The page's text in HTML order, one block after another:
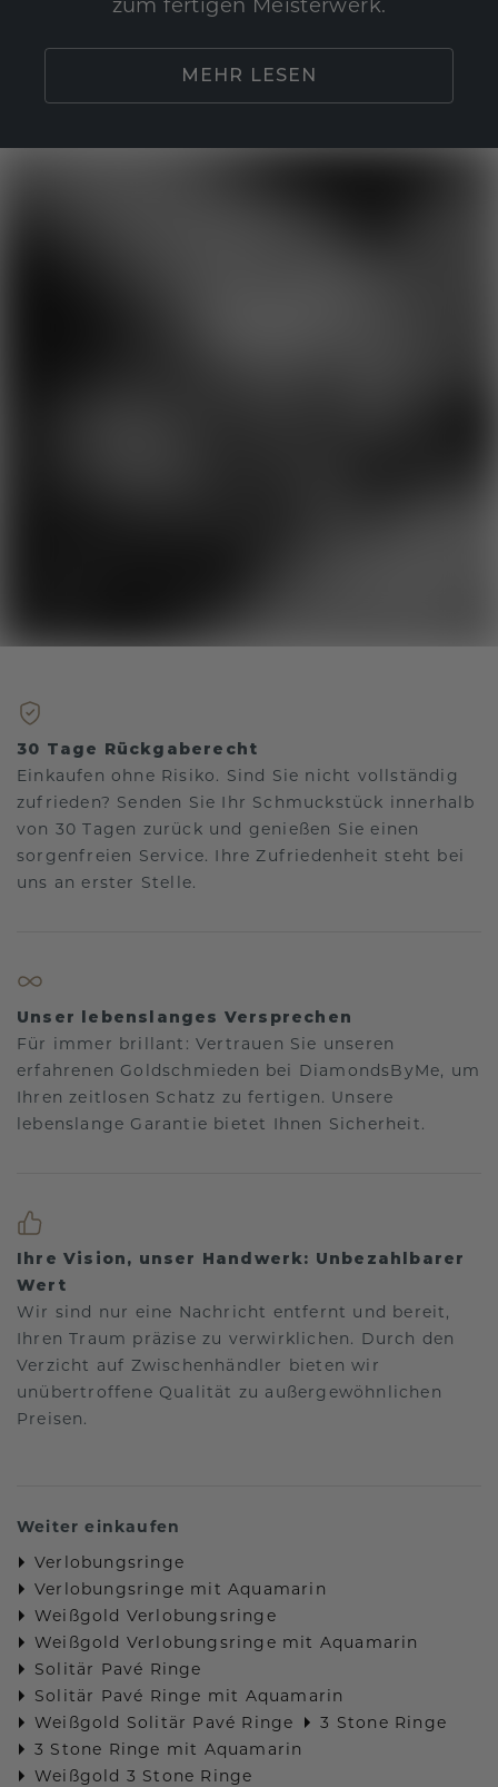
zum fertigen Meisterwerk.
MEHR LESEN
30 Tage Rückgaberecht
Einkaufen ohne Risiko. Sind Sie nicht vollständig
zufrieden? Senden Sie Ihr Schmuckstück innerhalb
von 30 Tagen zurück und genießen Sie einen
sorgenfreien Service. Ihre Zufriedenheit steht bei
uns an erster Stelle.
Unser lebenslanges Versprechen
Für immer brillant: Vertrauen Sie unseren
erfahrenen Goldschmieden bei DiamondsByMe, um
Ihren zeitlosen Schatz zu fertigen. Unsere
lebenslange Garantie bietet Ihnen Sicherheit.
Ihre Vision, unser Handwerk: Unbezahlbarer
Wert
Wir sind nur eine Nachricht entfernt und bereit,
Ihren Traum präzise zu verwirklichen. Durch den
Verzicht auf Zwischenhändler bieten wir
unübertroffene Qualität zu außergewöhnlichen
Preisen.
Weiter einkaufen
Verlobungsringe
Verlobungsringe mit Aquamarin
Weißgold Verlobungsringe
Weißgold Verlobungsringe mit Aquamarin
Solitär Pavé Ringe
Solitär Pavé Ringe mit Aquamarin
Weißgold Solitär Pavé Ringe
3 Stone Ringe
3 Stone Ringe mit Aquamarin
Weißgold 3 Stone Ringe